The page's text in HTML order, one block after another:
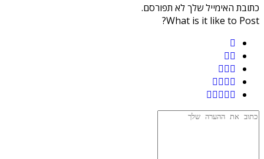
כתובת האימייל שלך לא תפורסם.
What is it like to Post?